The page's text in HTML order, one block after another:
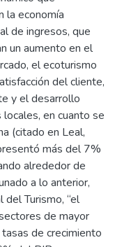
la economía
de ingresos, que
un aumento en el
el ecoturismo
del cliente,
y el desarrollo
en cuanto se
(citado en Leal,
más del 7%
alrededor de
a lo anterior,
del Turismo, “el
de mayor
de crecimiento